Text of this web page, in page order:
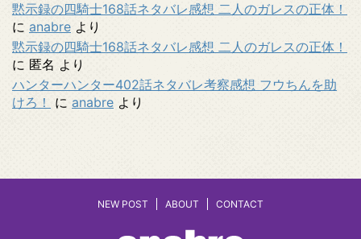
黙示録の四騎士168話ネタバレ感想 二人のガレスの正体！
に anabre より
黙示録の四騎士168話ネタバレ感想 二人のガレスの正体！
に 匿名 より
ハンターハンター402話ネタバレ考察感想 フウちんを助
けろ！
に anabre より
NEW POST ABOUT CONTACT